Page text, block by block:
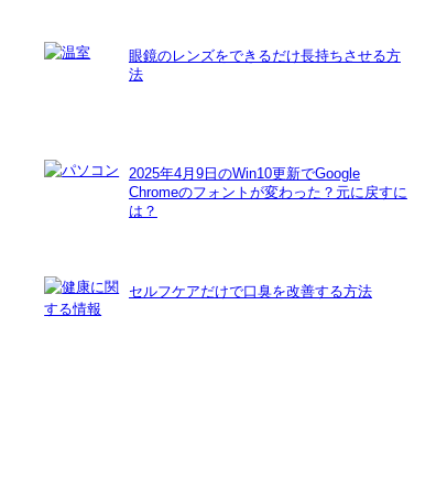
眼鏡のレンズをできるだけ長持ちさせる方
法
2025年4月9日のWin10更新でGoogle
Chromeのフォントが変わった？元に戻すに
は？
セルフケアだけで口臭を改善する方法